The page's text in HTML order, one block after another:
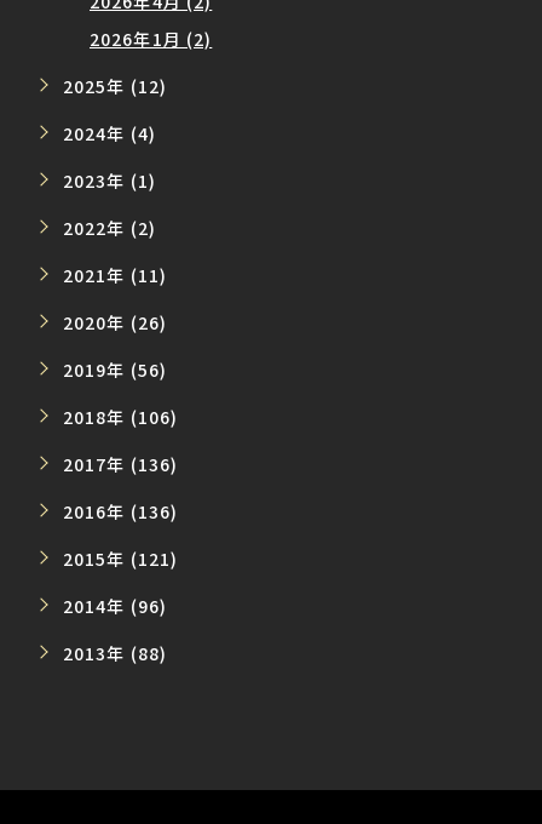
2026年1月 (2)
2025年 (12)
2024年 (4)
2023年 (1)
2022年 (2)
2021年 (11)
2020年 (26)
2019年 (56)
2018年 (106)
2017年 (136)
2016年 (136)
2015年 (121)
2014年 (96)
2013年 (88)